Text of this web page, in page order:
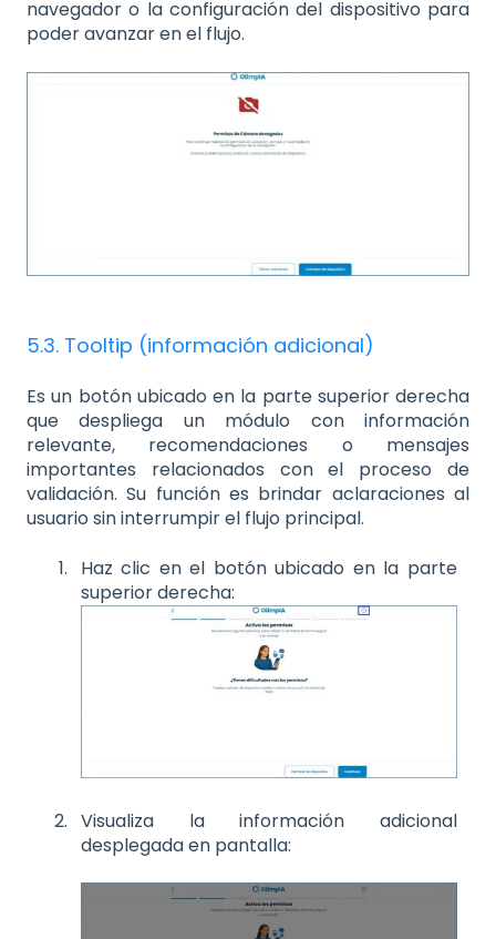
navegador o la configuración del dispositivo para
poder avanzar en el flujo.
5.3. Tooltip (información adicional)
Es un botón ubicado en la parte superior derecha
que despliega un módulo con información
relevante, recomendaciones o mensajes
importantes relacionados con el proceso de
validación. Su función es brindar aclaraciones al
usuario sin interrumpir el flujo principal.
Haz clic en el botón ubicado en la parte
superior derecha:
Visualiza la información adicional
desplegada en pantalla: